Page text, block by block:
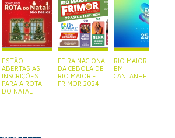
ESTÃO
ABERTAS AS
INSCRIÇÕES
PARA A ROTA
DO NATAL
FEIRA NACIONAL
DA CEBOLA DE
RIO MAIOR -
FRIMOR 2024
RIO MAIOR ESTÁ
EM
CANTANHEDE